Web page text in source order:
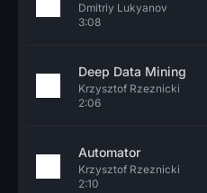
Dmitriy Lukyanov
3:08
Deep Data Mining
Krzysztof Rzeznicki
2:06
Automator
Krzysztof Rzeznicki
2:10